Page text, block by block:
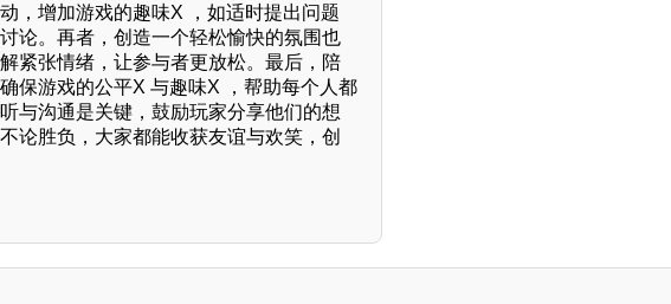
，增加游戏的趣味X ，如适时提出问题
论。再者，创造一个轻松愉快的氛围也
紧张情绪，让参与者更放松。最后，陪
保游戏的公平X 与趣味X ，帮助每个人都
与沟通是关键，鼓励玩家分享他们的想
论胜负，大家都能收获友谊与欢笑，创